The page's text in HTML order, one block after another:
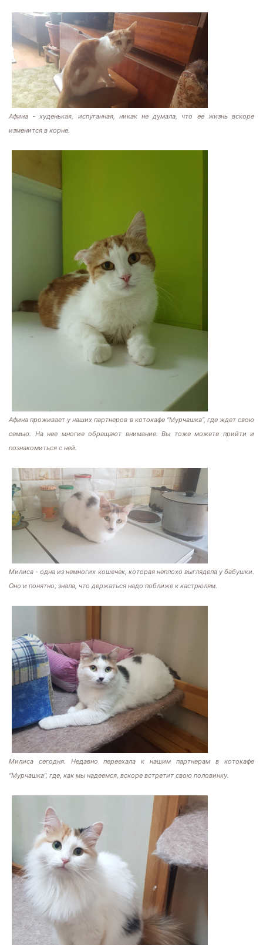
Афина - худенькая, испуганная, никак не думала, что ее жизнь вскоре
изменится в корне.
Афина проживает у наших партнеров в котокафе "Мурчашка", где ждет свою
семью. На нее многие обращают внимание. Вы тоже можете прийти и
познакомиться с ней.
Милиса - одна из немногих кошечек, которая неплохо выглядела у бабушки.
Оно и понятно, знала, что держаться надо поближе к кастрюлям.
Милиса сегодня. Недавно переехала к нашим партнерам в котокафе
"Мурчашка", где, как мы надеемся, вскоре встретит свою половинку.